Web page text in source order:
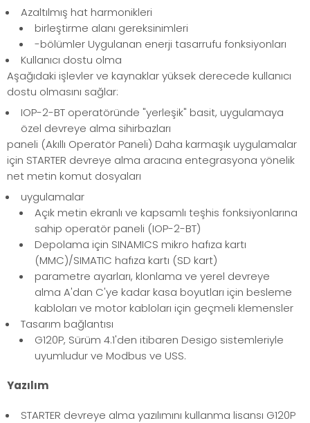
Azaltılmış hat harmonikleri
birleştirme alanı gereksinimleri
-bölümler Uygulanan enerji tasarrufu fonksiyonları
Kullanıcı dostu olma
Aşağıdaki işlevler ve kaynaklar yüksek derecede kullanıcı
dostu olmasını sağlar:
IOP-2-BT operatöründe "yerleşik" basit, uygulamaya
özel devreye alma sihirbazları
paneli (Akıllı Operatör Paneli) Daha karmaşık uygulamalar
için STARTER devreye alma aracına entegrasyona yönelik
net metin komut dosyaları
uygulamalar
Açık metin ekranlı ve kapsamlı teşhis fonksiyonlarına
sahip operatör paneli (IOP-2-BT)
Depolama için SINAMICS mikro hafıza kartı
(MMC)/SIMATIC hafıza kartı (SD kart)
parametre ayarları, klonlama ve yerel devreye
alma A'dan C'ye kadar kasa boyutları için besleme
kabloları ve motor kabloları için geçmeli klemensler
Tasarım bağlantısı
G120P, Sürüm 4.1'den itibaren Desigo sistemleriyle
uyumludur ve Modbus ve USS.
Yazılım
STARTER devreye alma yazılımını kullanma lisansı G120P